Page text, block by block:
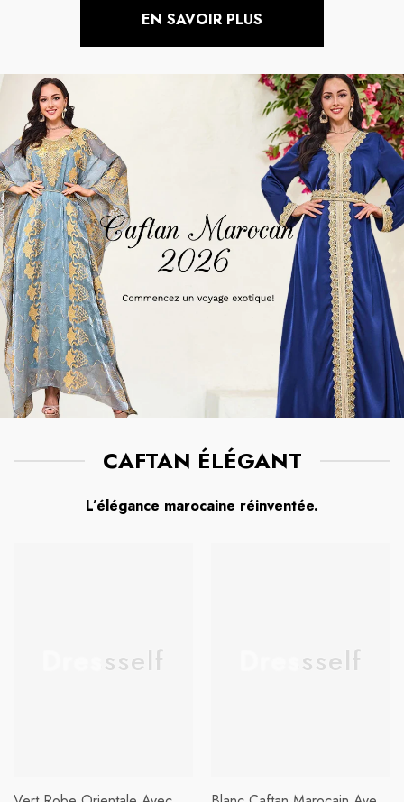
EN SAVOIR PLUS
CAFTAN ÉLÉGANT
L’élégance marocaine réinventée.
Dressself Dressself